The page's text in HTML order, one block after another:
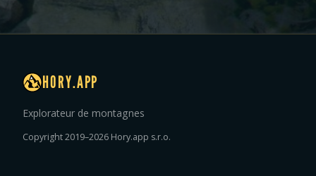
HORY.APP
Explorateur de montagnes
Copyright 2019–2026 Hory.app s.r.o.